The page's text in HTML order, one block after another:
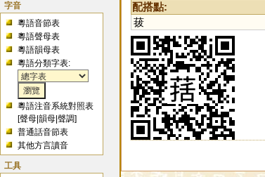
字音
粵語音節表
粵語聲母表
粵語韻母表
粵語分類字表:
粵語注音系統對照表
[聲母 |韻母 |聲調]
普通話音節表
其他方言讀音
工具
配搭點:
菝